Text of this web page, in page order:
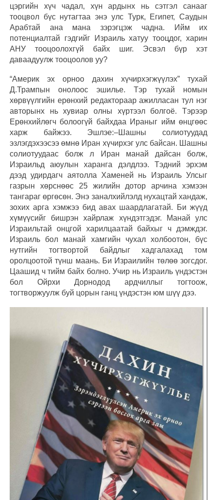
цэргийн хүч чадал, хүн ардынх нь сэтгэл санааг
тооцвол бүс нутагтаа энэ улс Турк, Египет, Саудын
Арабтай ана мана зэрэгцэж чадна. Ийм их
потенциалтай гэдгийг Израиль хатуу тооцдог, харин
АНУ тооцоолохгүй байх шиг. Эсвэл бүр хэт
даваадуулж тооцоолов уу?
“Америк эх орноо дахин хүчирхэгжүүлэх” тухай
Д.Трампын онолоос эшилье. Тэр тухай номын
хөрвүүлгийн ерөнхий редактораар ажилласан тул нэг
авторынх нь хувиар олны хүртээл болгоё. Тэрээр
Ерөнхийлөгч болоогүй байхдаа Ираныг ийм өнцгөөс
харж байжээ. Эшлэе:–Шашны солиотуудад
эзлэгдэхээсээ өмнө Иран хүчирхэг улс байсан. Шашны
солиотуудаас болж л Иран манай дайсан болж,
Израильд аюулын харанга дэлдлээ. Тэдний эрхэм
дээд удирдагч аятолла Хаменей нь Израиль Улсыг
газрын хөрснөөс 25 жилийн дотор арчина хэмээн
тангараг өргөсөн. Энэ заналхийлэлд нухацтай хандаж,
зохих арга хэмжээ бид авах шаардлагатай. Би жүүд
хүмүүсийг бишрэн хайрлаж хүндэтгэдэг. Манай улс
Израильтай онцгой харилцаатай байхыг ч дэмждэг.
Израиль бол манай хамгийн чухал холбоотон, бүс
нутгийн тогтвортой байдлыг хадгалахад том
оролцоотой түнш маань. Би Израилийн төлөө зогсдог.
Цаашид ч тийм байх болно. Учир нь Израиль үндэстэн
бол Ойрхи Дорнодод ардчиллыг тогтоож,
тогтворжуулж буй цорын ганц үндэстэн юм шүү дээ.